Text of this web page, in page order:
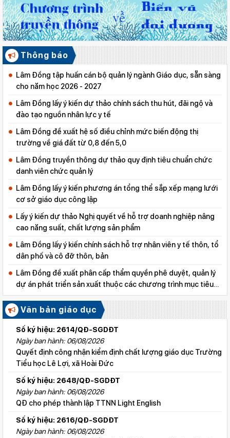
Thông báo
Lâm Đồng tập huấn cán bộ quản lý ngành Giáo dục, sẵn sàng
cho năm học 2026 - 2027
Lâm Đồng lấy ý kiến dự thảo chính sách thu hút, đãi ngộ và
đào tạo nguồn nhân lực y tế
Lâm Đồng đề xuất hệ số điều chỉnh mức biến động thị
trường về giá đất từ 0,8 đến 5,0
Lâm Đồng truyền thông dự thảo quy định tiêu chuẩn chức
danh viên chức quản lý
Lâm Đồng lấy ý kiến phương án tổng thể sắp xếp mạng lưới
cơ sở giáo dục công lập
Lấy ý kiến dự thảo Nghị quyết về hỗ trợ doanh nghiệp nâng
cao năng suất, chất lượng sản phẩm
Lâm Đồng lấy ý kiến chính sách hỗ trợ nhân viên y tế thôn, tổ
dân phố và cô đỡ thôn, bản
Lâm Đồng đề xuất phân cấp thẩm quyền phê duyệt, quản lý
dự án phát triển sản xuất thuộc các chương trình mục tiêu
quốc gia
Văn bản giáo dục
Số ký hiệu: 2614/QĐ-SGDĐT
Ngày ban hành: 06/08/2026
Quyết định công nhận kiểm định chất lượng giáo dục Trường
Tiểu học Lê Lợi, xã Hoài Đức
Số ký hiệu: 2648/QĐ-SGDĐT
Ngày ban hành: 06/08/2026
QĐ cho phép thành lập TTNN Light English
Số ký hiệu: 2616/QĐ-SGDĐT
Ngày ban hành: 06/08/2026